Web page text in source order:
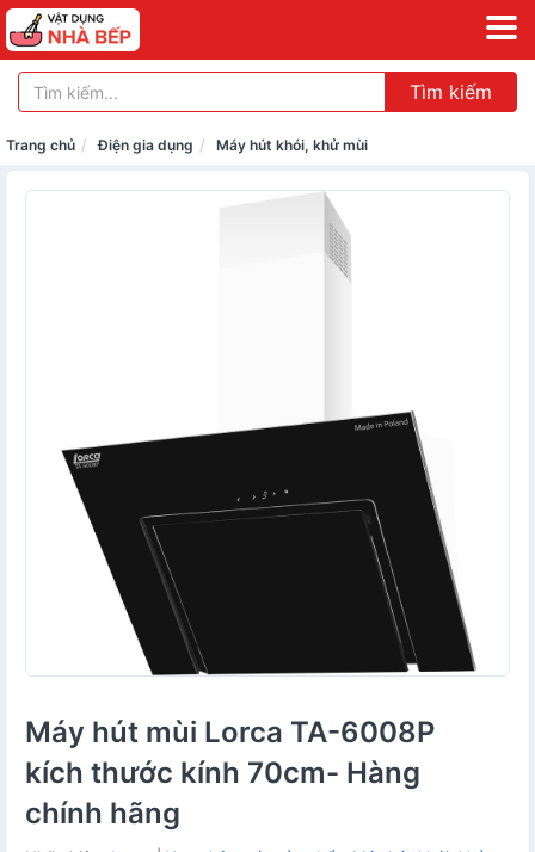
Tìm kiếm
Trang chủ Điện gia dụng Máy hút khói, khử mùi
Máy hút mùi Lorca TA-6008P
kích thước kính 70cm- Hàng
chính hãng